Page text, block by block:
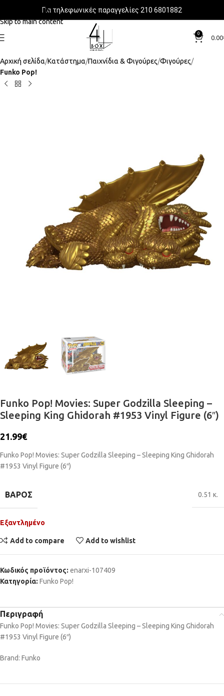
Skip to navigation
Skip to main content
Για τηλεφωνικές παραγγελίες 210 6801882
0
0.00
Αρχική σελίδα Κατάστημα Παιχνίδια & Φιγούρες Φιγούρες
Funko Pop!
Funko Pop! Movies: Super Godzilla Sleeping –
Sleeping King Ghidorah #1953 Vinyl Figure (6″)
21.99€
Funko Pop! Movies: Super Godzilla Sleeping – Sleeping King Ghidorah
#1953 Vinyl Figure (6″)
ΒΆΡΟΣ 0.51 κ.
Εξαντλημένο
Add to compare Add to wishlist
Κωδικός προϊόντος: enarxi-107409
Κατηγορία: Funko Pop!
Περιγραφή
Funko Pop! Movies: Super Godzilla Sleeping – Sleeping King Ghidorah
#1953 Vinyl Figure (6″)
Brand: Funko